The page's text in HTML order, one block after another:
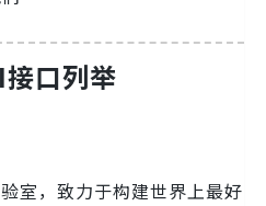
口列举
室，致力于构建世界上最好